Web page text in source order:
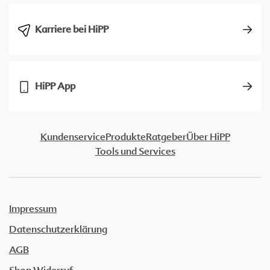
Karriere bei HiPP
HiPP App
KundenserviceProdukteRatgeberÜber HiPP
Tools und Services
Impressum
Datenschutzerklärung
AGB